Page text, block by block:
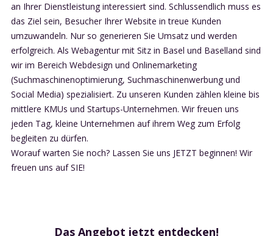
an Ihrer Dienstleistung interessiert sind. Schlussendlich muss es
das Ziel sein, Besucher Ihrer Website in treue Kunden
umzuwandeln. Nur so generieren Sie Umsatz und werden
erfolgreich. Als Webagentur mit Sitz in Basel und Baselland sind
wir im Bereich Webdesign und Onlinemarketing
(Suchmaschinenoptimierung, Suchmaschinenwerbung und
Social Media) spezialisiert. Zu unseren Kunden zählen kleine bis
mittlere KMUs und Startups-Unternehmen. Wir freuen uns
jeden Tag, kleine Unternehmen auf ihrem Weg zum Erfolg
begleiten zu dürfen.
Worauf warten Sie noch? Lassen Sie uns JETZT beginnen! Wir
freuen uns auf SIE!
Das Angebot jetzt entdecken!